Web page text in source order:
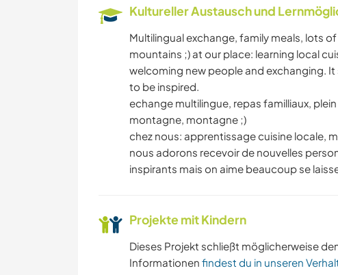
Kultureller Austausch und
Multilingual exchange, family meals, lots
mountains ;) at our place: learning local
welcoming new people and exchanging.
to be inspired.
echange multilingue, repas familliaux,
montagne, montagne ;)
chez nous: apprentissage cuisine locale,
nous adorons recevoir de nouvelles
inspirants mais on aime beaucoup se
Projekte mit Kindern
Dieses Projekt schließt möglicherweise
Informationen findest du in unseren